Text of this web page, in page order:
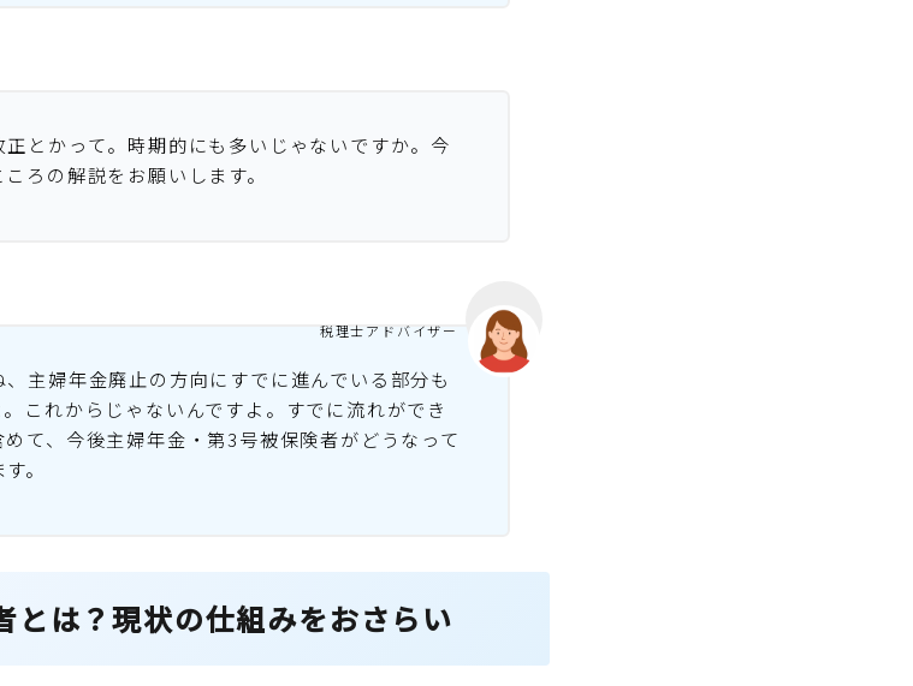
とかって。時期的にも多いじゃないですか。今
ろの解説をお願いします。
主婦年金廃止の方向にすでに進んでいる部分も
これからじゃないんですよ。すでに流れができ
て、今後主婦年金・第3号被保険者がどうなって
。
税理士アドバイザー
とは？現状の仕組みをおさらい